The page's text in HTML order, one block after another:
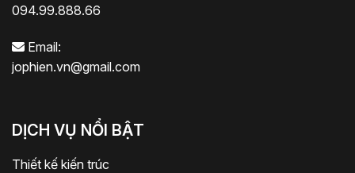
094.99.888.66
Email:
jophien.vn@gmail.com
DỊCH VỤ NỔI BẬT
Thiết kế kiến trúc